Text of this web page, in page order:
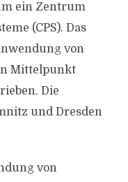
ein Zentrum
(CPS). Das
von
Mittelpunkt
Die
und Dresden
von